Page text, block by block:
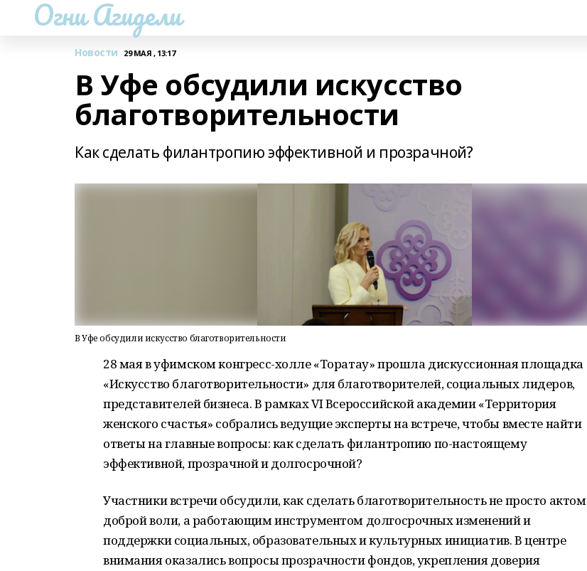
Огни Агидели
Новости 29 МАЯ , 13:17
В Уфе обсудили искусство
благотворительности
Как сделать филантропию эффективной и прозрачной?
В Уфе обсудили искусство благотворительности
28 мая в уфимском конгресс-холле «Торатау» прошла дискуссионная площадка
«Искусство благотворительности» для благотворителей, социальных лидеров,
представителей бизнеса. В рамках VI Всероссийской академии «Территория
женского счастья» собрались ведущие эксперты на встрече, чтобы вместе найти
ответы на главные вопросы: как сделать филантропию по-настоящему
эффективной, прозрачной и долгосрочной?
Участники встречи обсудили, как сделать благотворительность не просто актом
доброй воли, а работающим инструментом долгосрочных изменений и
поддержки социальных, образовательных и культурных инициатив. В центре
внимания оказались вопросы прозрачности фондов, укрепления доверия